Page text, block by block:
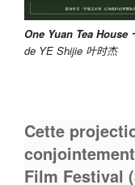
One Yuan Tea House
de YE Shijie 叶时杰
Cette
Film Festival